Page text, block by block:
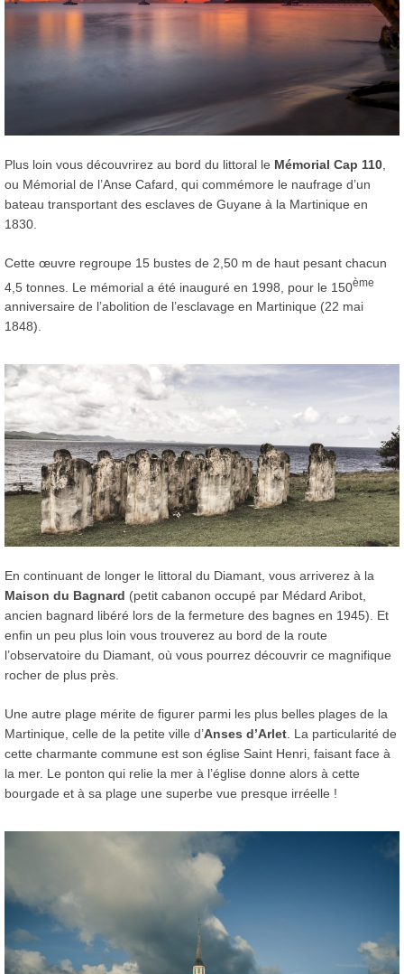
Plus loin vous découvrirez au bord du littoral le Mémorial Cap 110
ou Mémorial de l’Anse Cafard, qui commémore le naufrage d’un
bateau transportant des esclaves de Guyane à la Martinique en
1830.
Cette œuvre regroupe 15 bustes de 2,50 m de haut pesant chacun
4,5 tonnes. Le mémorial a été inauguré en 1998, pour le 150ème
anniversaire de l’abolition de l’esclavage en Martinique (22 mai
1848).
En continuant de longer le littoral du Diamant, vous arriverez à la
Maison du Bagnard (petit cabanon occupé par Médard Aribot,
ancien bagnard libéré lors de la fermeture des bagnes en 1945). Et
enfin un peu plus loin vous trouverez au bord de la route
l’observatoire du Diamant, où vous pourrez découvrir ce magnifique
rocher de plus près.
Une autre plage mérite de figurer parmi les plus belles plages de la
Martinique, celle de la petite ville d’Anses d’Arlet. La particularité de
cette charmante commune est son église Saint Henri, faisant face à
la mer. Le ponton qui relie la mer à l’église donne alors à cette
bourgade et à sa plage une superbe vue presque irréelle !